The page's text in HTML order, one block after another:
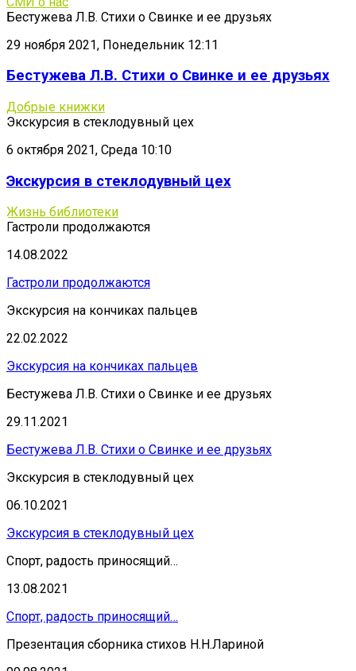
Бестужева Л.В. Стихи о Свинке и ее друзьях
29 ноября 2021, Понедельник 12:11
Бестужева Л.В. Стихи о Свинке и ее друзьях
Добрые книжки
Экскурсия в стеклодувный цех
6 октября 2021, Среда 10:10
Экскурсия в стеклодувный цех
Жизнь библиотеки
Гастроли продолжаются
14.08.2022
Гастроли продолжаются
Экскурсия на кончиках пальцев
22.02.2022
Экскурсия на кончиках пальцев
Бестужева Л.В. Стихи о Свинке и ее друзьях
29.11.2021
Бестужева Л.В. Стихи о Свинке и ее друзьях
Экскурсия в стеклодувный цех
06.10.2021
Экскурсия в стеклодувный цех
Спорт, радость приносящий…
13.08.2021
Спорт, радость приносящий…
Презентация сборника стихов Н.Н.Лариной